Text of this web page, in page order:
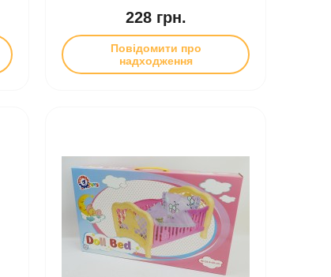
228 грн.
Повідомити про
надходження